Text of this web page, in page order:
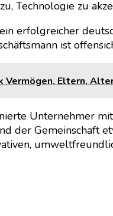
Technologie zu
erfolgreicher
ist
Vermögen, Eltern,
Unternehmer
der Gemeinschaft